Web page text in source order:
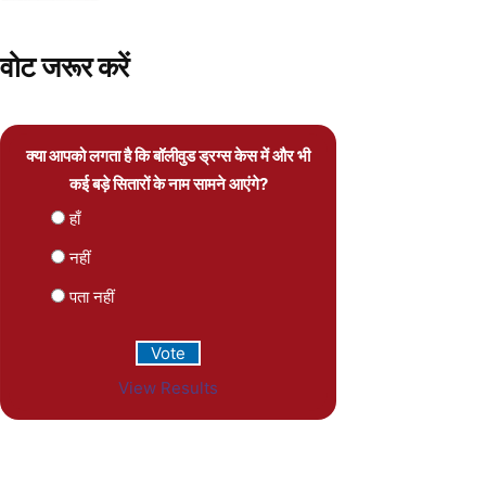
वोट जरूर करें
क्या आपको लगता है कि बॉलीवुड ड्रग्स केस में और भी
कई बड़े सितारों के नाम सामने आएंगे?
हाँ
नहीं
पता नहीं
View Results